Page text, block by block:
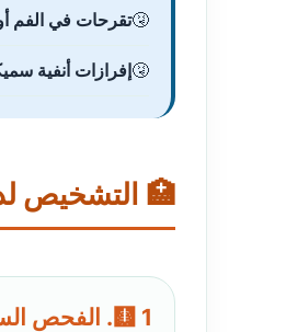
تقرحات في الفم
إفرازات أنفية
🏥 التشخيص
🩻 1. الفحص السريري